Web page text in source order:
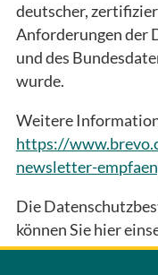
deutscher,
Anforderungen der
und des
wurde.
Weitere
https://
newsletter-
Die
können Sie hier
https://